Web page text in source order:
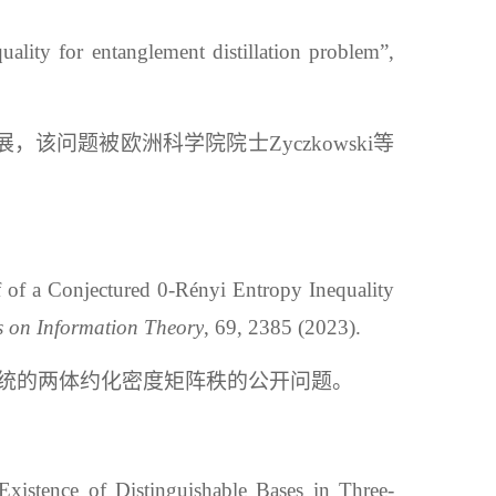
for entanglement distillation problem”,
，该问题被欧洲科学院院士Zyczkowski等
a Conjectured 0-Rényi Entropy Inequality
on Information Theory, 69, 2385 (2023).
的两体约化密度矩阵秩的公开问题。
of Distinguishable Bases in Three-